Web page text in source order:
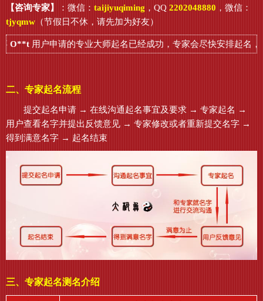
【咨询专家】 ：微信： taijiyuqiming ，QQ 2202048880 ，微信：
tjyqmw （节假日不休，请先加为好友）
O**t用户申请的专业大师起名已经成功，专家会尽快安排起名，
二、专家起名流程
提交起名申请 → 在线沟通起名事宜及要求 → 专家起名 →
用户查看名字并提出反馈意见 → 专家修改或者重新提交名字 →
得到满意名字 → 起名结束
三、专家起名测名介绍